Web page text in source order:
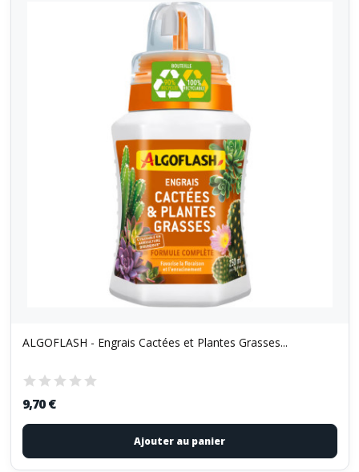
ALGOFLASH - Engrais Cactées et Plantes Grasses...
9,70 €
Ajouter au panier